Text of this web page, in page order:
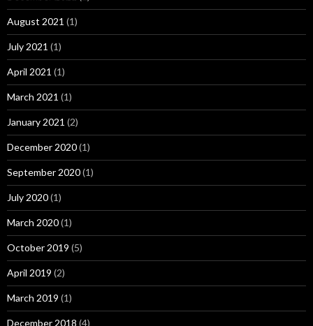
August 2021 (1)
July 2021 (1)
April 2021 (1)
March 2021 (1)
January 2021 (2)
December 2020(1)
September 2020(1)
July 2020(1)
March 2020(1)
October 2019 (5)
April 2019 (2)
March 2019 (1)
December 2018 (4)